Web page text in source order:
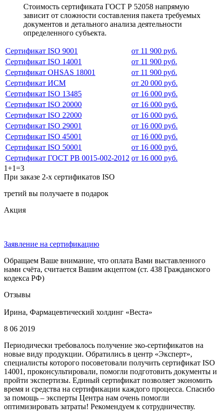
Стоимость сертификата ГОСТ Р 52058 напрямую
зависит от сложности составления пакета требуемых
документов и детального анализа деятельности
определенного субъекта.
Сертификат ISO 9001
от 11 900 руб.
Сертификат ISO 14001
от 11 900 руб.
Сертификат OHSAS 18001
от 11 900 руб.
Сертификат ИСМ
от 20 000 руб.
Сертификат ISO 13485
от 16 000 руб.
Сертификат ISO 20000
от 16 000 руб.
Сертификат ISO 22000
от 16 000 руб.
Сертификат ISO 29001
от 16 000 руб.
Сертификат ISO 45001
от 16 000 руб.
Сертификат ISO 50001
от 16 000 руб.
Сертификат ГОСТ РВ 0015-002-2012 от 16 000 руб.
1+1=3
При заказе 2-х сертификатов ISO
третий вы получаете в подарок
Акция
Заявление на сертификацию
Обращаем Ваше внимание, что оплата Вами выставленного
нами счёта, считается Вашим акцептом (ст. 438 Гражданского
кодекса РФ)
Отзывы
Ирина, Фармацевтический холдинг «Веста»
8 06 2019
Периодически требовалось получение эко-сертификатов на
новые виду продукции. Обратились в центр «Эксперт»,
специалисты которого посоветовали получить сертификат ISO
14001, проконсультировали, помогли подготовить документы и
пройти экспертизы. Единый сертификат позволяет экономить
время и средства на сертификации каждого процесса. Спасибо
за помощь – эксперты Центра нам очень помогли
оптимизировать затраты! Рекомендуем к сотрудничеству.